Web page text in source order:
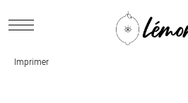
Imprimer